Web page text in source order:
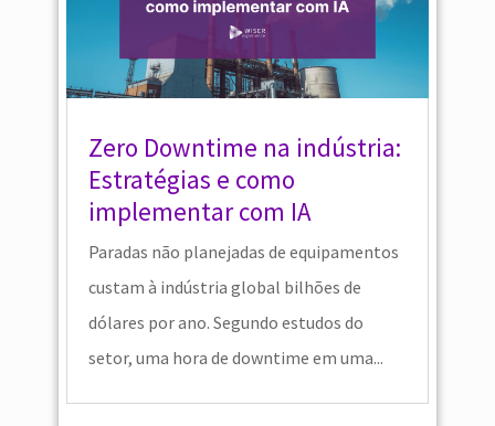
Zero Downtime na indústria:
Estratégias e como
implementar com IA
Paradas não planejadas de equipamentos
custam à indústria global bilhões de
dólares por ano. Segundo estudos do
setor, uma hora de downtime em uma...